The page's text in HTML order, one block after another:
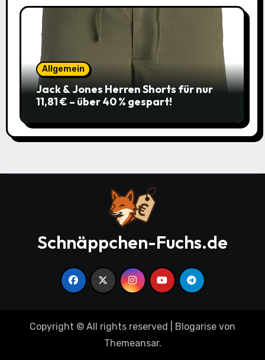
Allgemein
Jack & Jones Herren Shorts für nur
11,81 € – über 40 % gespart!
Schnäppchen-Fuchs.de
Copyright © All rights reserved Blogarise von
Themeansar.